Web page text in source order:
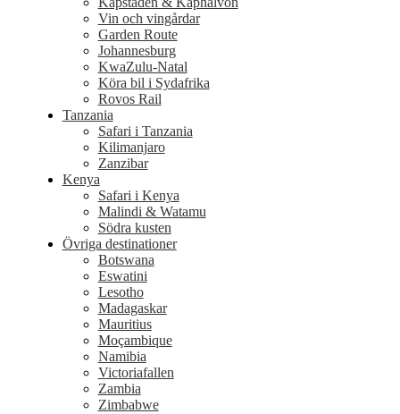
Vin och vingårdar
Garden Route
Johannesburg
KwaZulu-Natal
Köra bil i Sydafrika
Rovos Rail
Tanzania
Safari i Tanzania
Kilimanjaro
Zanzibar
Kenya
Safari i Kenya
Malindi & Watamu
Södra kusten
Övriga destinationer
Botswana
Eswatini
Lesotho
Madagaskar
Mauritius
Moçambique
Namibia
Victoriafallen
Zambia
Zimbabwe